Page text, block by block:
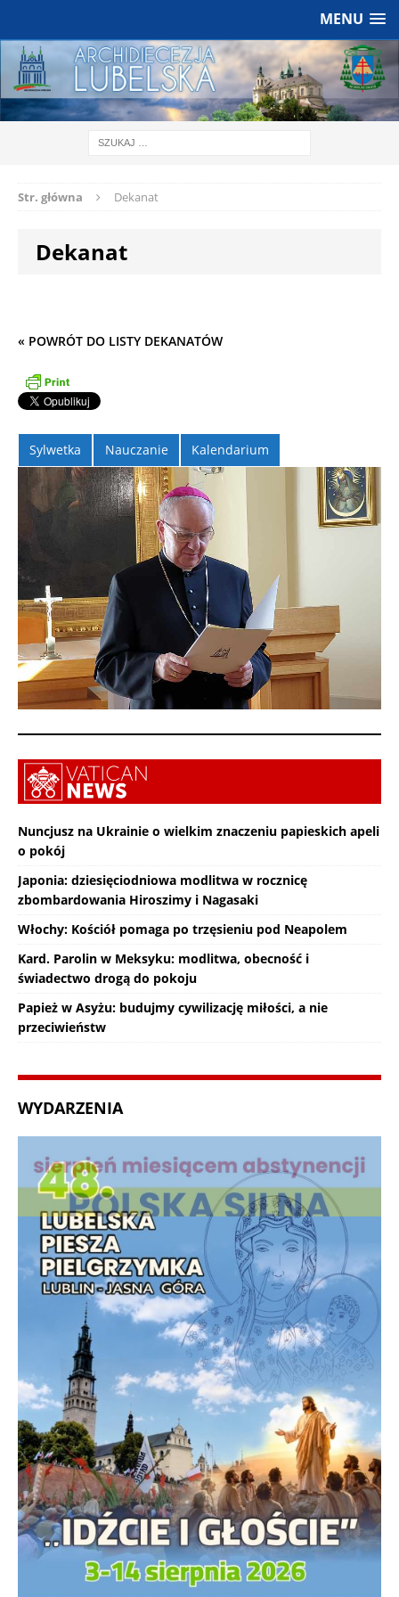
MENU
Str. główna Dekanat
Dekanat
« POWRÓT DO LISTY DEKANATÓW
Sylwetka Nauczanie Kalendarium
Nuncjusz na Ukrainie o wielkim znaczeniu papieskich apeli
o pokój
Japonia: dziesięciodniowa modlitwa w rocznicę
zbombardowania Hiroszimy i Nagasaki
Włochy: Kościół pomaga po trzęsieniu pod Neapolem
Kard. Parolin w Meksyku: modlitwa, obecność i
świadectwo drogą do pokoju
Papież w Asyżu: budujmy cywilizację miłości, a nie
przeciwieństw
WYDARZENIA